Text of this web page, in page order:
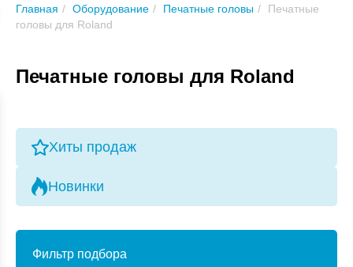
Главная Оборудование Печатные головы
Печатные
головы для Roland
Печатные головы для Roland
Хиты продаж
Новинки
Фильтр подбора